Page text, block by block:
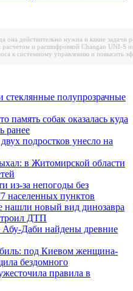
она действительно нужна и какие задачи
и расшифровкой Changan UNI-S
к системному управлению и повысить
полупрозрачные
память собак оказалась куда
ранее
подростков унесло на
в Житомирской области
из-за непогоды без
населенных пунктов
нашли новый вид динозавра
ДТП
Абу-Даби найдены древние
под Киевом женщина-
бездомного
правила в